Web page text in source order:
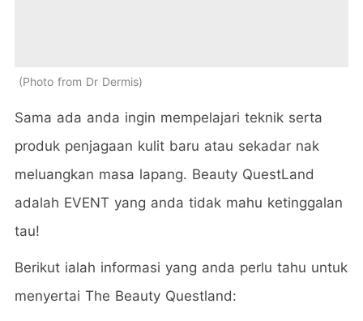
Photo from Dr Dermis
Sama ada anda ingin mempelajari teknik serta
produk penjagaan kulit baru atau sekadar nak
meluangkan masa lapang. Beauty QuestLand
adalah EVENT yang anda tidak mahu ketinggalan
tau!
Berikut ialah informasi yang anda perlu tahu untuk
menyertai The Beauty Questland: